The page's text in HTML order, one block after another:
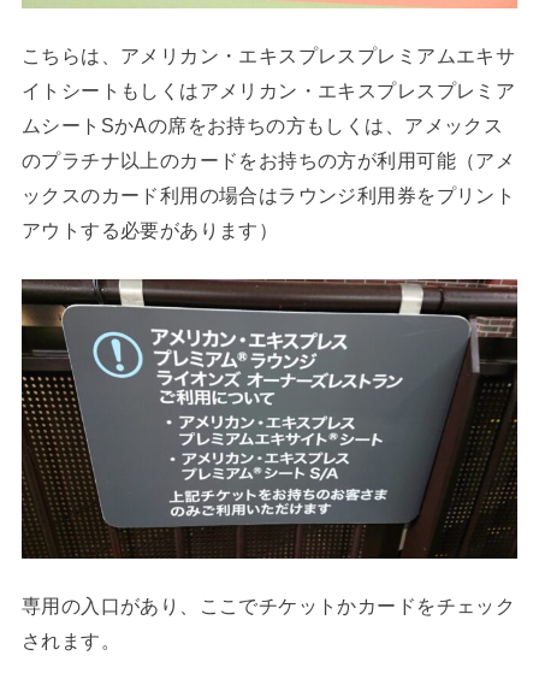
こちらは、アメリカン・エキスプレスプレミアムエキサ
イトシートもしくはアメリカン・エキスプレスプレミア
ムシートSかAの席をお持ちの方もしくは、アメックス
のプラチナ以上のカードをお持ちの方が利用可能（アメ
ックスのカード利用の場合はラウンジ利用券をプリント
アウトする必要があります）
専用の入口があり、ここでチケットかカードをチェック
されます。